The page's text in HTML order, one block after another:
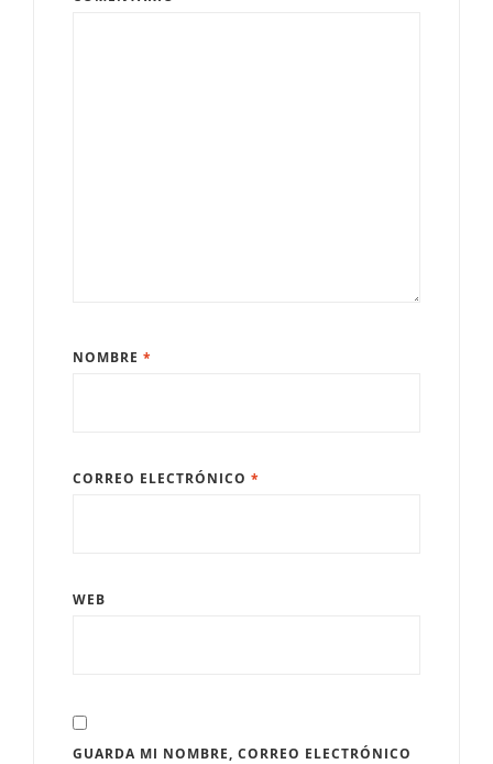
NOMBRE *
CORREO ELECTRÓNICO *
WEB
GUARDA MI NOMBRE, CORREO ELECTRÓNICO